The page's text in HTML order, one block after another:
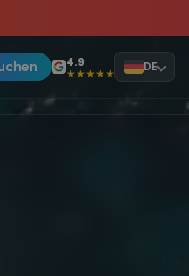
4.9
★★★★★ DE